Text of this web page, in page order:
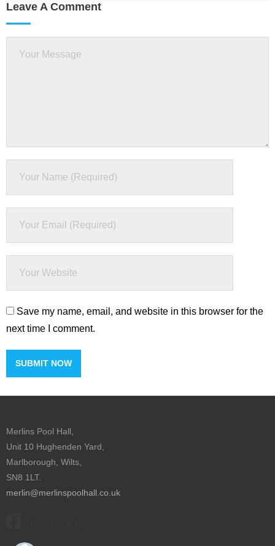
Leave A Comment
Save my name, email, and website in this browser for the
next time I comment.
Merlins Pool Hall,
Unit 10 Hughenden Yard,
Marlborough, Wilts,
SN8 1LT.
merlin@merlinspoolhall.co.uk